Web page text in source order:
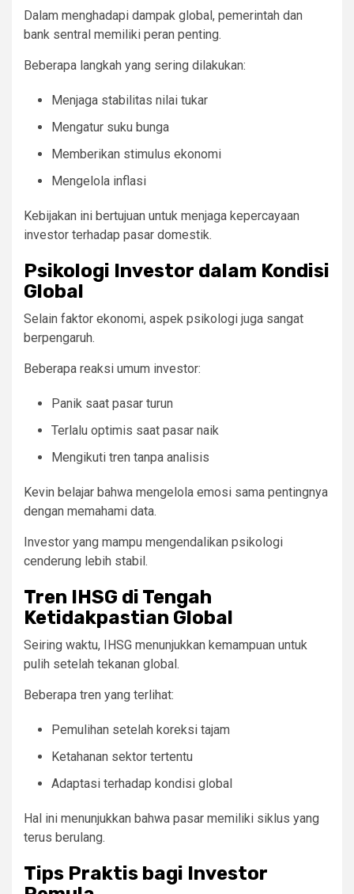
Dalam menghadapi dampak global, pemerintah dan
bank sentral memiliki peran penting.
Beberapa langkah yang sering dilakukan:
Menjaga stabilitas nilai tukar
Mengatur suku bunga
Memberikan stimulus ekonomi
Mengelola inflasi
Kebijakan ini bertujuan untuk menjaga kepercayaan
investor terhadap pasar domestik.
Psikologi Investor dalam Kondisi
Global
Selain faktor ekonomi, aspek psikologi juga sangat
berpengaruh.
Beberapa reaksi umum investor:
Panik saat pasar turun
Terlalu optimis saat pasar naik
Mengikuti tren tanpa analisis
Kevin belajar bahwa mengelola emosi sama pentingnya
dengan memahami data.
Investor yang mampu mengendalikan psikologi
cenderung lebih stabil.
Tren IHSG di Tengah
Ketidakpastian Global
Seiring waktu, IHSG menunjukkan kemampuan untuk
pulih setelah tekanan global.
Beberapa tren yang terlihat:
Pemulihan setelah koreksi tajam
Ketahanan sektor tertentu
Adaptasi terhadap kondisi global
Hal ini menunjukkan bahwa pasar memiliki siklus yang
terus berulang.
Tips Praktis bagi Investor